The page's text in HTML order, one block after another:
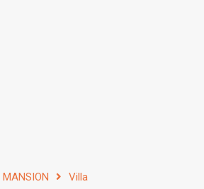
MANSION Villa